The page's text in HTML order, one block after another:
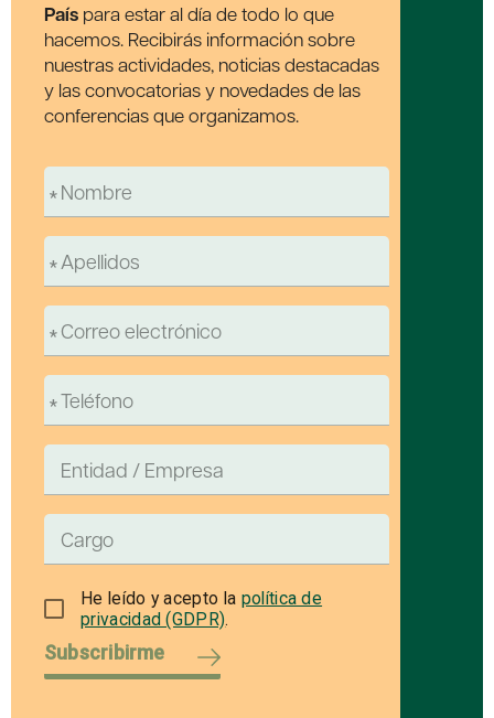
País para estar al día de todo lo que
hacemos. Recibirás información sobre
nuestras actividades, noticias destacadas
y las convocatorias y novedades de las
conferencias que organizamos.
He leído y acepto la política de
privacidad (GDPR).
Subscribirme